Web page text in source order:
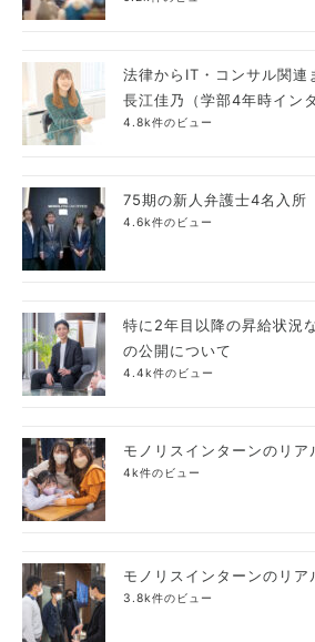
法律からIT・コンサル関連
長江佳乃（学部4年時イン
4.8k件のビュー
75期の新人弁護士4名入所
4.6k件のビュー
特に2年目以降の昇給状況
の公開について
4.4k件のビュー
モノリスインターンのリ
4k件のビュー
モノリスインターンのリ
3.8k件のビュー